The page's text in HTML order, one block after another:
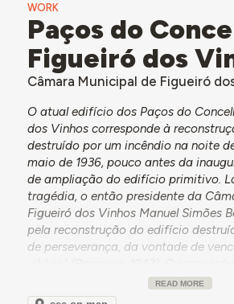
WORK
Paços do
Figueiró dos
Câmara Municipal de Figueiró
O atual edifício dos Paços do
dos Vinhos corresponde à
destruído por um incêndio na noite
maio de 1936, pouco antes da
de ampliação do edifício primitivo.
tragédia, o então presidente da
Figueiró dos Vinhos Manuel Simões
pela reconstrução do edifício
de perseverança, da vontade de
reconstrução foi o arquiteto
Carvalho.
READ MORE